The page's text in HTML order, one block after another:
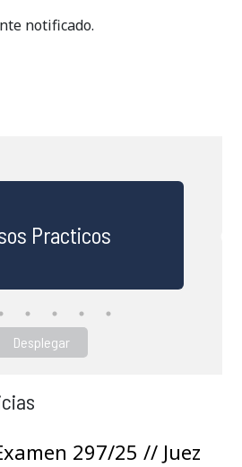
notificado.
Practicos
Desplegar
297/25 // Juez